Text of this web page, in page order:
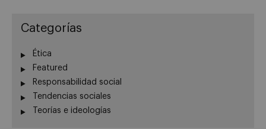
Categorías
Ética
Featured
Responsabilidad social
Tendencias sociales
Teorías e ideologías